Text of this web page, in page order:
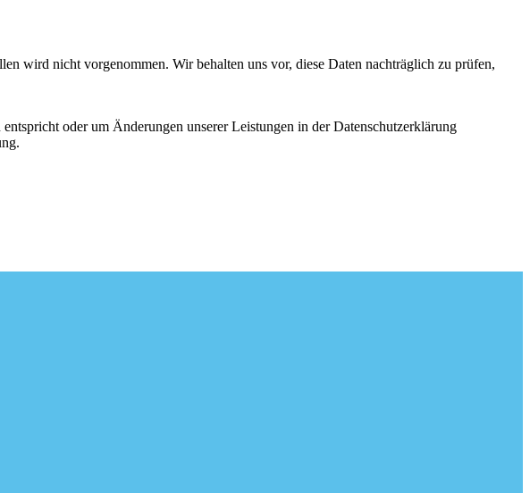
wird nicht vorgenommen. Wir behalten uns vor, diese Daten nachträglich zu prüfen,
oder um Änderungen unserer Leistungen in der Datenschutzerklärung